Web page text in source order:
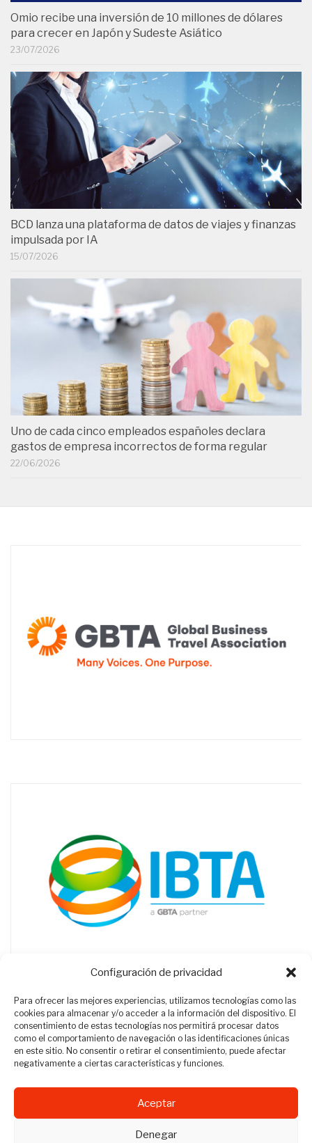
Configuración de privacidad
Para ofrecer las mejores experiencias, utilizamos tecnologías como las
cookies para almacenar y/o acceder a la información del dispositivo. El
consentimiento de estas tecnologías nos permitirá procesar datos
como el comportamiento de navegación o las identificaciones únicas
en este sitio. No consentir o retirar el consentimiento, puede afectar
negativamente a ciertas características y funciones.
Aceptar
Denegar
Omio recibe una inversión de 10 millones de dólares
para crecer en Japón y Sudeste Asiático
23/07/2026
BCD lanza una plataforma de datos de viajes y finanzas
impulsada por IA
15/07/2026
Uno de cada cinco empleados españoles declara
gastos de empresa incorrectos de forma regular
22/06/2026
Revista Travel Manager © 2012 - 2026